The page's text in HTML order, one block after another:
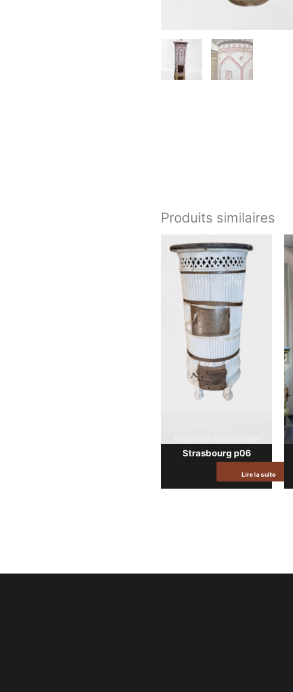
Produits similaires
Strasbourg p06
Lire la suite